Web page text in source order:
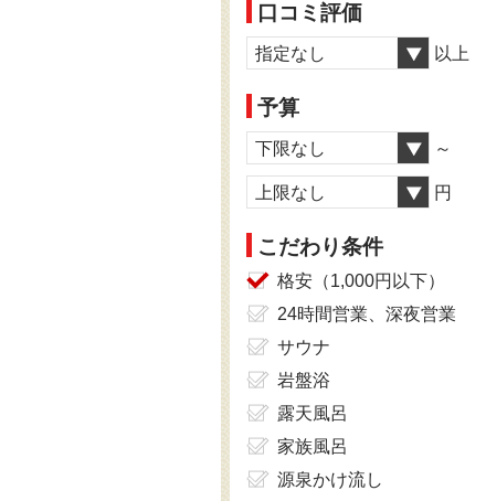
口コミ評価
指定なし 以上
予算
下限なし ～
上限なし 円
こだわり条件
格安（1,000円以下）
24時間営業、深夜営業
サウナ
岩盤浴
露天風呂
家族風呂
源泉かけ流し